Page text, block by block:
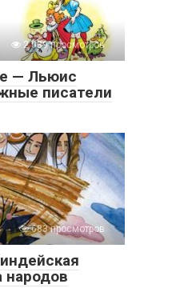
2 039 просмотров
— Льюис
писатели
683 просмотров
народов